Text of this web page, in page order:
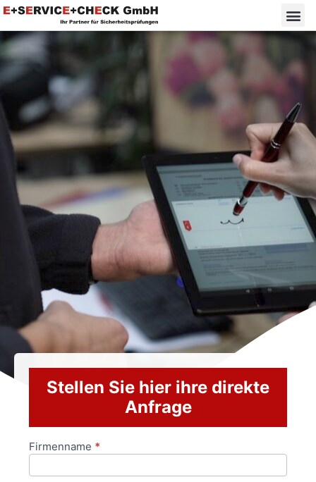
Stellen Sie hier ihre direkte
Anfrage
Anfrageformular
Firmenname *